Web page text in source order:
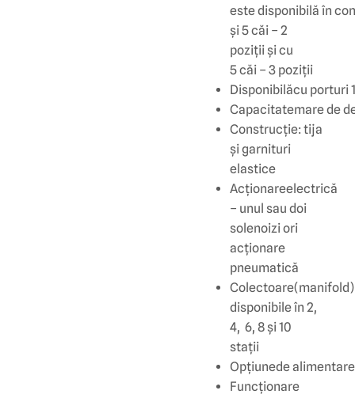
este disponibilă în
și 5 căi – 2
poziții și cu
5 căi – 3 poziții
Disponibilăcu porturi
Capacitatemare de
Construcție: tija
și garnituri
elastice
Acționareelectrică
– unul sau doi
solenoizi ori
acționare
pneumatică
Colectoare(manifold)
disponibile în 2,
4, 6, 8 și 10
stații
Opțiunede
Funcționare